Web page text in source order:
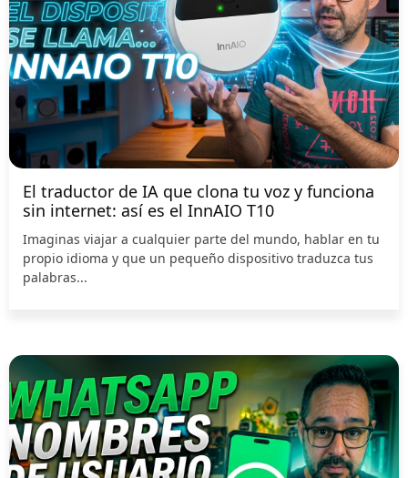
El traductor de IA que clona tu voz y funciona
sin internet: así es el InnAIO T10
Imaginas viajar a cualquier parte del mundo, hablar en tu
propio idioma y que un pequeño dispositivo traduzca tus
palabras...